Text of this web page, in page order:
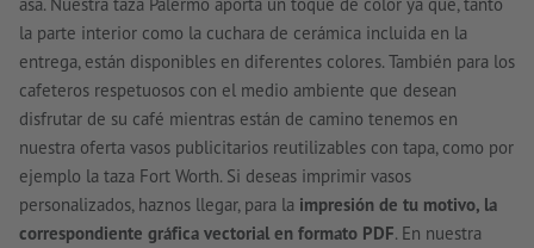
la parte interior como la cuchara de cerámica incluida en la
entrega, están disponibles en diferentes colores. También para los
cafeteros respetuosos con el medio ambiente que desean
disfrutar de su café mientras están de camino tenemos en
nuestra oferta vasos publicitarios reutilizables con tapa, como por
ejemplo la taza Fort Worth. Si deseas imprimir vasos
personalizados, haznos llegar, para la impresión de tu motivo, la
correspondiente gráfica vectorial en formato PDF. En nuestra